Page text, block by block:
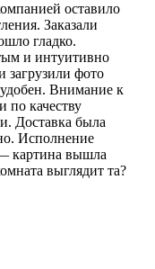
оставило
Заказали
гладко.
и интуитивно
фото
Внимание к
по качеству
Доставка была
Исполнение
картина вышла
выглядит та?